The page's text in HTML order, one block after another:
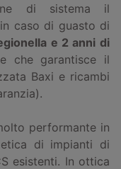
di sistema il
caso di guasto di
e 2 anni di
che garantisce il
Baxi e ricambi
performante in
di impianti di
esistenti. In ottica